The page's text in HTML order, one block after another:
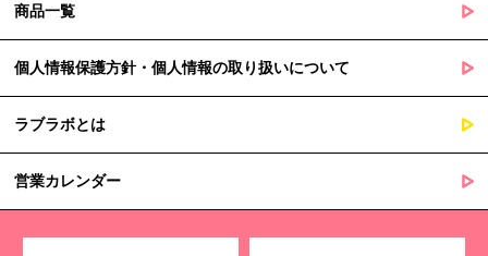
商品一覧
個人情報保護方針・個人情報の取り扱いについて
ラブラボとは
営業カレンダー